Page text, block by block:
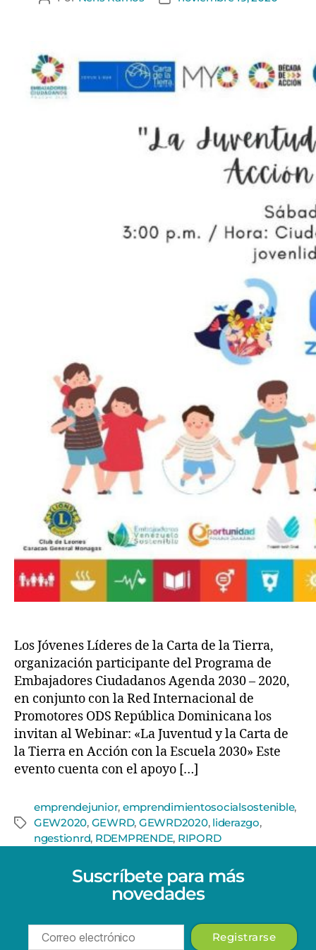
Los Jóvenes Líderes de la Carta de la Tierra,
organización participante del Programa de
Embajadores Ciudadanos Agenda 2030 – 2020,
en conjunto con la Red Internacional de
Promotores ODS República Dominicana los
invitan al Webinar: «La Juventud y la Carta de
la Tierra en Acción con la Escuela 2030» Este
evento cuenta con el apoyo […]
emprendejunior, emprendimientosocialsostenible,
GEW2020, GEWRD, GEWRD2020, liderazgo,
ngestionrd, RDEMPRENDE, RIPORD
Suscríbete para más
novedades